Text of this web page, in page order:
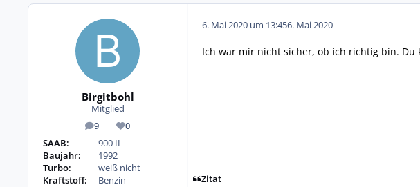
Birgitbohl
Mitglied
9
Beiträge0
Reputation
SAAB:
900 II
Baujahr:
1992
Turbo:
weiß nicht
Kraftstoff:
Benzin
6. Mai 2020 um 13:456. Mai 2020
Ich war mir nicht sicher, ob ich richtig bin.
Zitat